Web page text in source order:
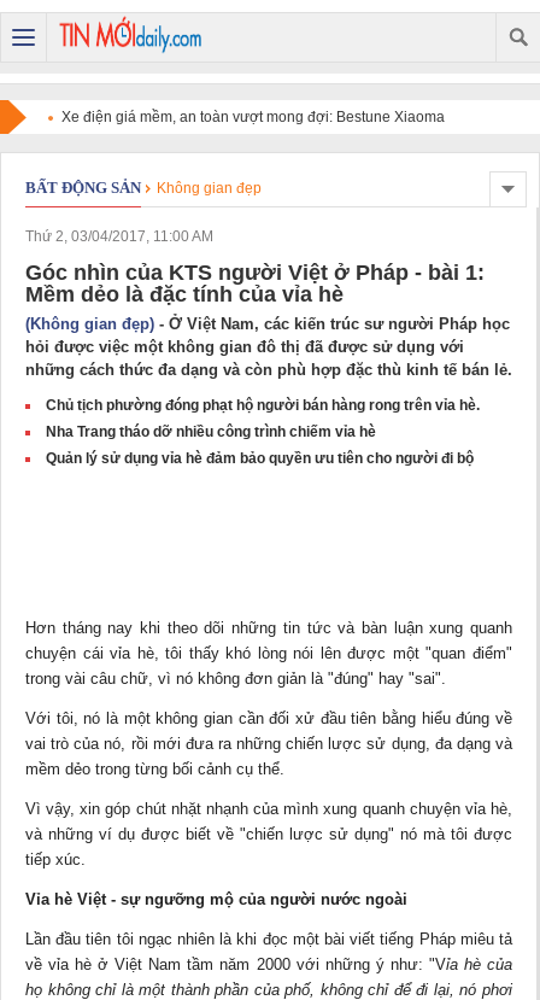
Xe điện giá mềm, an toàn vượt mong đợi: Bestune Xiaoma
chinh phục người dùng
BẤT ĐỘNG SẢN Không gian đẹp
Thứ 2, 03/04/2017, 11:00 AM
Góc nhìn của KTS người Việt ở Pháp - bài 1:
Mềm dẻo là đặc tính của vỉa hè
(Không gian đẹp) - Ở Việt Nam, các kiến trúc sư người Pháp học
hỏi được việc một không gian đô thị đã được sử dụng với
những cách thức đa dạng và còn phù hợp đặc thù kinh tế bán lẻ.
Chủ tịch phường đóng phạt hộ người bán hàng rong trên vỉa hè.
Nha Trang tháo dỡ nhiều công trình chiếm vỉa hè
Quản lý sử dụng vỉa hè đảm bảo quyền ưu tiên cho người đi bộ
Hơn tháng nay khi theo dõi những tin tức và bàn luận xung quanh
chuyện cái vỉa hè, tôi thấy khó lòng nói lên được một "quan điểm"
trong vài câu chữ, vì nó không đơn giản là "đúng" hay "sai".
Với tôi, nó là một không gian cần đối xử đầu tiên bằng hiểu đúng về
vai trò của nó, rồi mới đưa ra những chiến lược sử dụng, đa dạng và
mềm dẻo trong từng bối cảnh cụ thể.
Vì vậy, xin góp chút nhặt nhạnh của mình xung quanh chuyện vỉa hè,
và những ví dụ được biết về "chiến lược sử dụng" nó mà tôi được
tiếp xúc.
Vỉa hè Việt - sự ngưỡng mộ của người nước ngoài
Lần đầu tiên tôi ngạc nhiên là khi đọc một bài viết tiếng Pháp miêu tả
về vỉa hè ở Việt Nam tầm năm 2000 với những ý như: "Vỉa hè của
họ không chỉ là một thành phần của phố, không chỉ để đi lại, nó phơi